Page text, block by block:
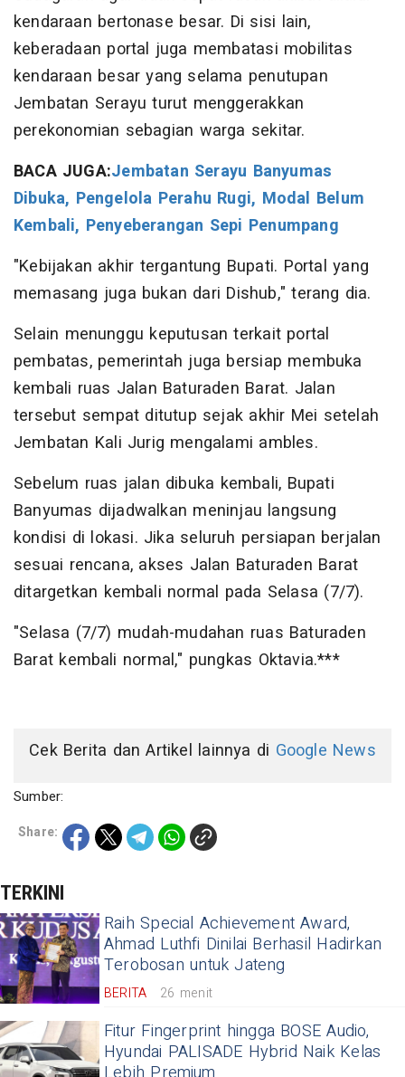
kendaraan bertonase besar. Di sisi lain,
keberadaan portal juga membatasi mobilitas
kendaraan besar yang selama penutupan
Jembatan Serayu turut menggerakkan
perekonomian sebagian warga sekitar.
BACA JUGA:Jembatan Serayu Banyumas
Dibuka, Pengelola Perahu Rugi, Modal Belum
Kembali, Penyeberangan Sepi Penumpang
"Kebijakan akhir tergantung Bupati. Portal yang
memasang juga bukan dari Dishub," terang dia.
Selain menunggu keputusan terkait portal
pembatas, pemerintah juga bersiap membuka
kembali ruas Jalan Baturaden Barat. Jalan
tersebut sempat ditutup sejak akhir Mei setelah
Jembatan Kali Jurig mengalami ambles.
Sebelum ruas jalan dibuka kembali, Bupati
Banyumas dijadwalkan meninjau langsung
kondisi di lokasi. Jika seluruh persiapan berjalan
sesuai rencana, akses Jalan Baturaden Barat
ditargetkan kembali normal pada Selasa (7/7).
"Selasa (7/7) mudah-mudahan ruas Baturaden
Barat kembali normal," pungkas Oktavia.***
Cek Berita dan Artikel lainnya di Google News
Sumber:
Share:
TERKINI
Raih Special Achievement Award,
Ahmad Luthfi Dinilai Berhasil Hadirkan
Terobosan untuk Jateng
BERITA 26 menit
Fitur Fingerprint hingga BOSE Audio,
Hyundai PALISADE Hybrid Naik Kelas